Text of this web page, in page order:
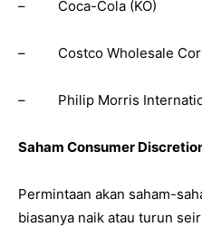
– Coca-Cola (KO)
– Costco Wholesale
– Philip Morris
Saham Consumer
Permintaan akan saham-
biasanya naik atau turun